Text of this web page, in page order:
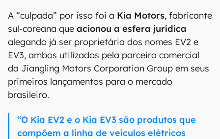
A “culpada” por isso foi a Kia Motors, fabricante
sul-coreana que acionou a esfera jurídica
alegando já ser proprietária dos nomes EV2 e
EV3, ambos utilizados pela parceira comercial
da Jiangling Motors Corporation Group em seus
primeiros lançamentos para o mercado
brasileiro.
“O Kia EV2 e o Kia EV3 são produtos que
compõem a linha de veículos elétricos